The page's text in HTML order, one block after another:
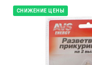
СНИЖЕНИЕ ЦЕНЫ